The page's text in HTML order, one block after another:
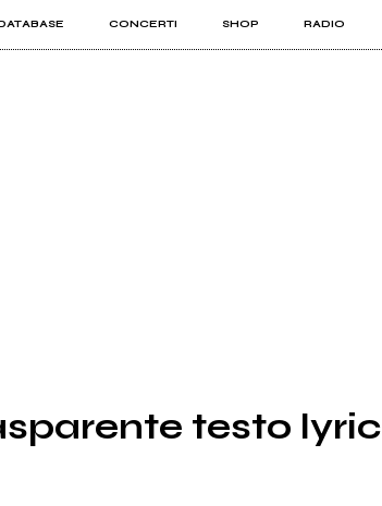
CONCERTI SHOP RADIO
PRO
testo lyric